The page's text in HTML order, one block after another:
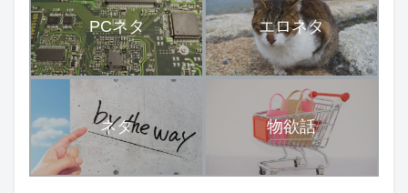
PCネタ エロネタ
ネタ 物欲話